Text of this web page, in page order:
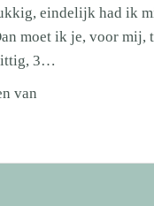
eindelijk had ik
moet ik je, voor mij,
3…
van
is